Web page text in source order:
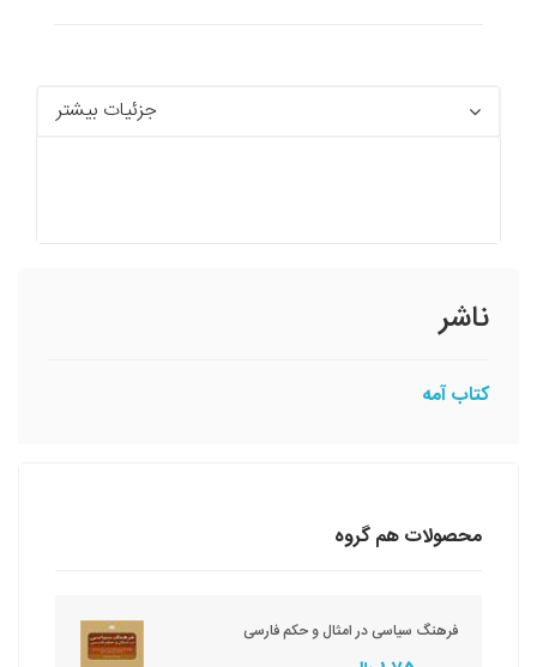
جزئیات بیشتر
ناشر
کتاب آمه
محصولات هم گروه
فرهنگ سیاسی در امثال و حکم فارسی